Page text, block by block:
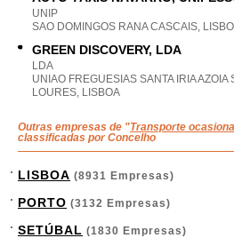
UNIP
SAO DOMINGOS RANA CASCAIS,
GREEN DISCOVERY, LDA
LDA
UNIAO FREGUESIAS SANTA IRIA
LOURES, LISBOA
Outras empresas de "Transporte
classificadas por Concelho
LISBOA (8931 Empresas)
PORTO (3132 Empresas)
SETÚBAL (1830 Empresas)